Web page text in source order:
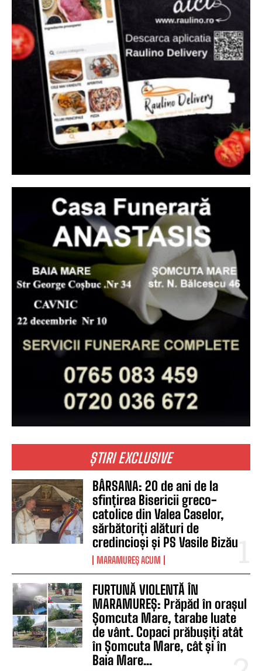
ȘTIRI EXCLUSIVE
BÂRSANA: 20 de ani de la
sfințirea Bisericii greco-
catolice din Valea Caselor,
sărbătoriți alături de
credincioși și PS Vasile Bizău
MARAMUREȘ ACUM
FURTUNĂ VIOLENTĂ ÎN
MARAMUREȘ: Prăpăd în orașul
Șomcuta Mare, tarabe luate
de vânt. Copaci prăbușiți atât
în Șomcuta Mare, cât și în
Baia Mare...